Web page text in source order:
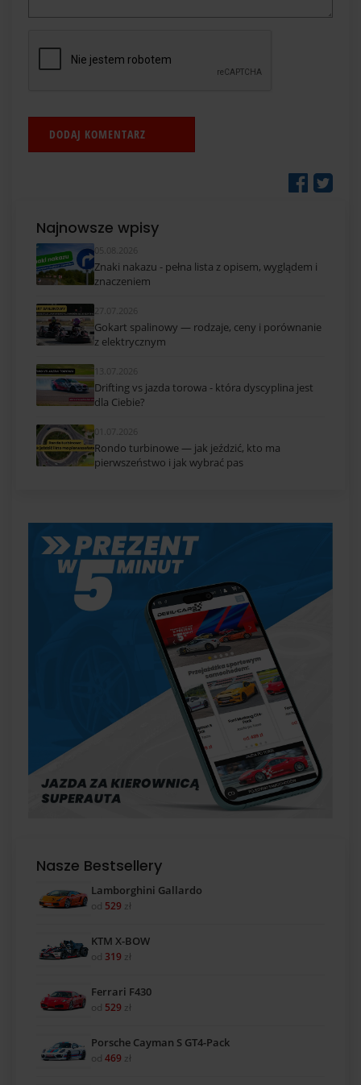
Najnowsze wpisy
05.08.2026
Znaki nakazu - pełna lista z opisem, wyglądem i
znaczeniem
27.07.2026
Gokart spalinowy — rodzaje, ceny i porównanie
z elektrycznym
13.07.2026
Drifting vs jazda torowa - która dyscyplina jest
dla Ciebie?
01.07.2026
Rondo turbinowe — jak jeździć, kto ma
pierwszeństwo i jak wybrać pas
Nasze Bestsellery
Lamborghini Gallardo
od 529 zł
KTM X-BOW
od 319 zł
Ferrari F430
od 529 zł
Porsche Cayman S GT4-Pack
od 469 zł